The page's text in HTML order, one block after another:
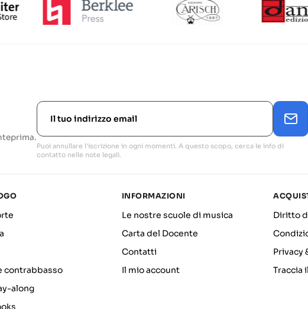
Puoi annullare l'iscrizione in ogni momenti. A questo scopo, cerca le info di
contatto nelle note legali.
contrabbasso
along
INFORMAZIONI
Le nostre scuole di musica
Carta del Docente
Contatti
Il mio account
Diritto
Privacy
Traccia